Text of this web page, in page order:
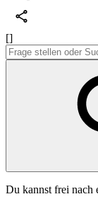
[]
Du kannst frei nach